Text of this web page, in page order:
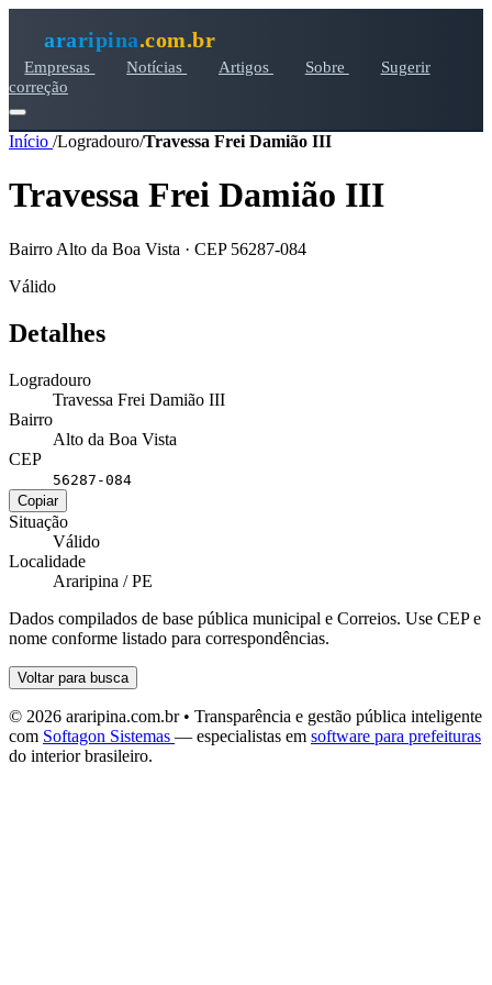
araripina.com.br
Empresas Notícias Artigos Sobre
Sugerir
correção
Início /Logradouro/Travessa Frei Damião III
Travessa Frei Damião III
Bairro Alto da Boa Vista · CEP 56287-084
Válido
Detalhes
Logradouro
Travessa Frei Damião III
Bairro
Alto da Boa Vista
CEP
56287-084
Copiar
Situação
Válido
Localidade
Araripina / PE
Dados compilados de base pública municipal e Correios. Use CEP e
nome conforme listado para correspondências.
Voltar para busca
© 2026 araripina.com.br • Transparência e gestão pública inteligente
com Softagon Sistemas — especialistas em software para prefeituras
do interior brasileiro.